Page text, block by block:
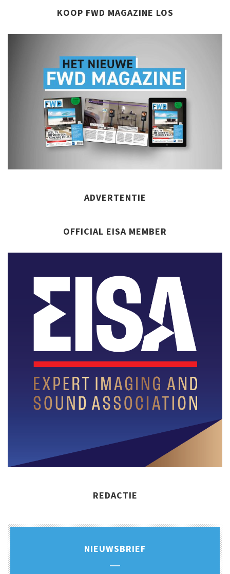
KOOP FWD MAGAZINE LOS
ADVERTENTIE
OFFICIAL EISA MEMBER
REDACTIE
NIEUWSBRIEF